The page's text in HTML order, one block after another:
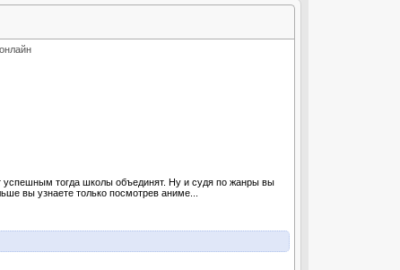
успешным тогда школы объединят. Ну и судя по жанры вы
вы узнаете только посмотрев аниме...